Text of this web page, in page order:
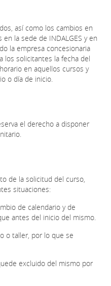
así como los cambios en
la sede de INDALGES y en
la empresa concesionaria
los solicitantes la fecha del
en aquellos cursos y
o día de inicio.
el derecho a disponer
de la solicitud del curso,
situaciones:
de calendario y de
antes del inicio del mismo.
o taller, por lo que se
excluido del mismo por